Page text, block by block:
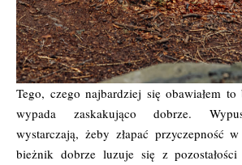
Tego, czego najbardziej się obawiałem
wypada zaskakująco dobrze.
wystarczają, żeby złapać przyczepność
bieżnik dobrze luzuje się z